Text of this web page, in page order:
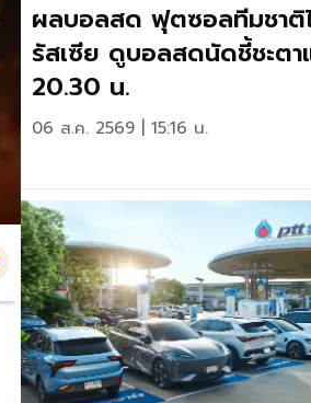
ผลบอลสด ฟุตซอลทีมชา
รัสเซีย ดูบอลสดนัดชี้ชะตา
20.30 น.
06 ส.ค. 2569 | 15:16 น.